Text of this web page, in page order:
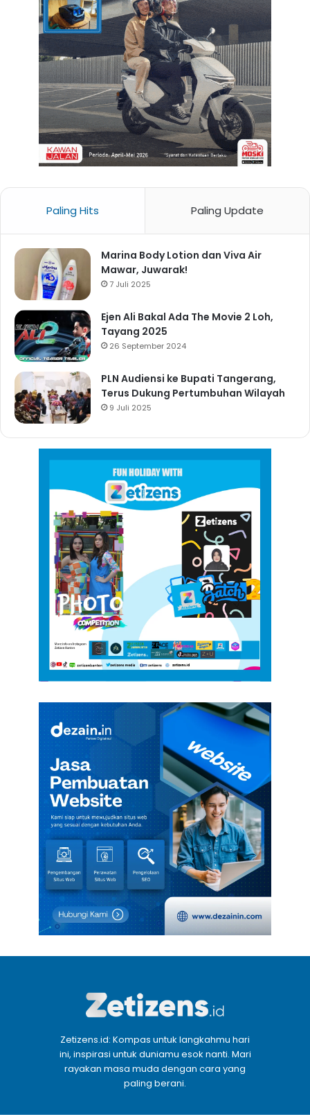
Paling Hits Paling Update
Marina Body Lotion dan Viva Air
Mawar, Juwarak!
7 Juli 2025
Ejen Ali Bakal Ada The Movie 2 Loh,
Tayang 2025
26 September 2024
PLN Audiensi ke Bupati Tangerang,
Terus Dukung Pertumbuhan Wilayah
9 Juli 2025
Zetizens.id: Kompas untuk langkahmu hari
ini, inspirasi untuk duniamu esok nanti. Mari
rayakan masa muda dengan cara yang
paling berani.